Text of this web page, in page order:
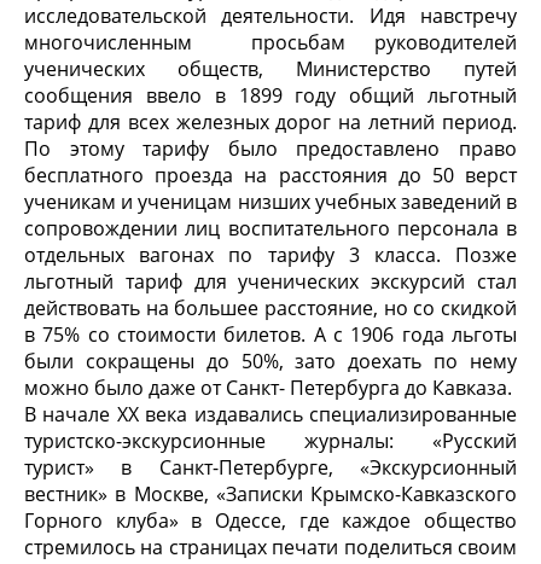
исследовательской деятельности. Идя навстречу
многочисленным просьбам руководителей
ученических обществ, Министерство путей
сообщения ввело в 1899 году общий льготный
тариф для всех железных дорог на летний период.
По этому тарифу было предоставлено право
бесплатного проезда на расстояния до 50 верст
ученикам и ученицам низших учебных заведений в
сопровождении лиц воспитательного персонала в
отдельных вагонах по тарифу 3 класса. Позже
льготный тариф для ученических экскурсий стал
действовать на большее расстояние, но со скидкой
в 75% со стоимости билетов. А с 1906 года льготы
были сокращены до 50%, зато доехать по нему
можно было даже от Санкт- Петербурга до Кавказа.
В начале XX века издавались специализированные
туристско-экскурсионные журналы: «Русский
турист» в Санкт-Петербурге, «Экскурсионный
вестник» в Москве, «Записки Крымско-Кавказского
Горного клуба» в Одессе, где каждое общество
стремилось на страницах печати поделиться своим